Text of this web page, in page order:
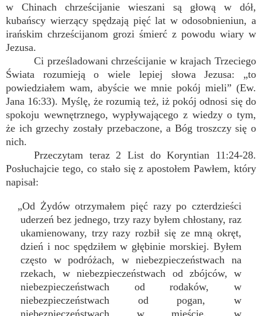
w Chinach chrześcijanie wieszani są głową w dół,
kubańscy wierzący spędzają pięć lat w odosobnieniun, a
irańskim chrześcijanom grozi śmierć z powodu wiary w
Jezusa.
Ci prześladowani chrześcijanie w krajach Trzeciego
Świata rozumieją o wiele lepiej słowa Jezusa: „to
powiedziałem wam, abyście we mnie pokój mieli” (Ew.
Jana 16:33). Myślę, że rozumią też, iż pokój odnosi się do
spokoju wewnętrznego, wypływającego z wiedzy o tym,
że ich grzechy zostały przebaczone, a Bóg troszczy się o
nich.
Przeczytam teraz 2 List do Koryntian 11:24-28.
Posłuchajcie tego, co stało się z apostołem Pawłem, który
napisał:
„Od Żydów otrzymałem pięć razy po czterdzieści
uderzeń bez jednego, trzy razy byłem chłostany, raz
ukamienowany, trzy razy rozbił się ze mną okręt,
dzień i noc spędziłem w głębinie morskiej. Byłem
często w podróżach, w niebezpieczeństwach na
rzekach, w niebezpieczeństwach od zbójców, w
niebezpieczeństwach od rodaków, w
niebezpieczeństwach od pogan, w
niebezpieczeństwach w mieście, w